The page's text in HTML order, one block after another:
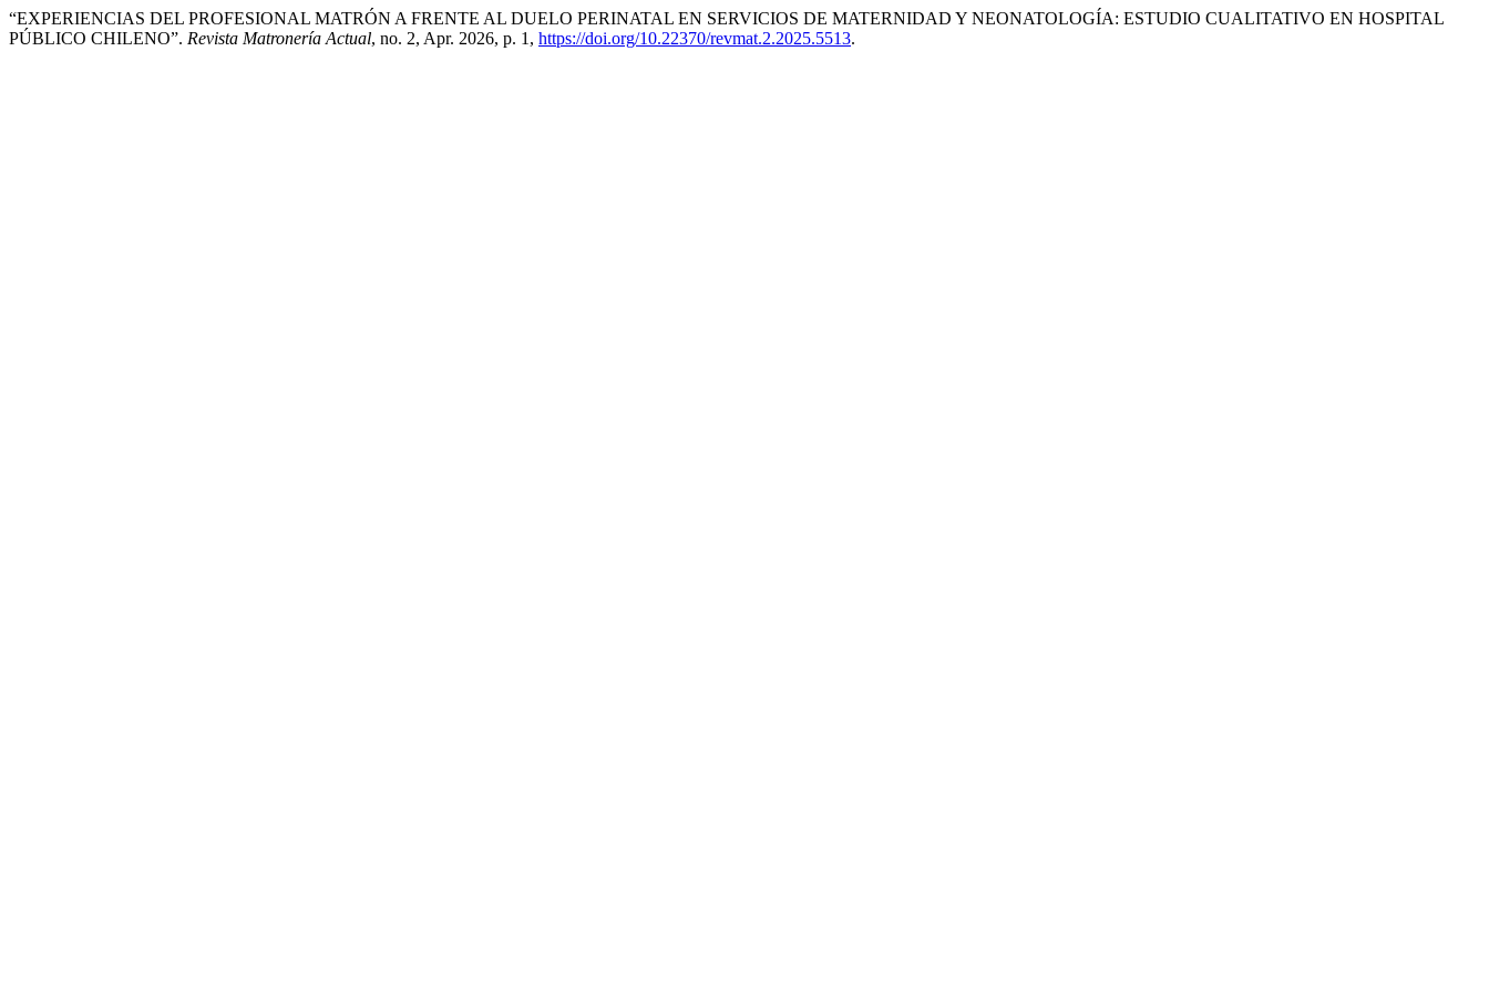
“EXPERIENCIAS DEL PROFESIONAL MATRÓN A FRENTE AL DUELO PERINATAL EN SERVICIOS DE MATERNIDAD Y NEONATOLOGÍA: ESTUDIO CUALITATIVO EN HOSPITAL
PÚBLICO CHILENO”. Revista Matronería Actual, no. 2, Apr. 2026, p. 1, https://doi.org/10.22370/revmat.2.2025.5513.